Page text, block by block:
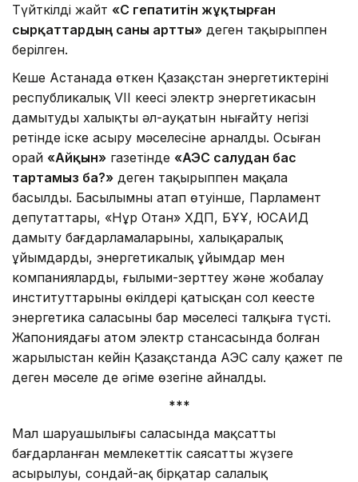
Түйткілді жайт «С гепатитін жұқтырған
сырқаттардың саны артты» деген тақырыппен
берілген.
Кеше Астанада өткен Қазақстан энергетиктерінің
республикалық VІІ кеңесі электр энергетикасын
дамытуды халықтың әл-ауқатын нығайту негізі
ретінде іске асыру мәселесіне арналды. Осыған
орай «Айқын» газетінде «АЭС салудан бас
тартамыз ба?» деген тақырыппен мақала
басылды. Басылымның атап өтуінше, Парламент
депутаттары, «Нұр Отан» ХДП, БҰҰ, ЮСАИД
дамыту бағдарламаларының, халықаралық
ұйымдардың, энергетикалық ұйымдар мен
компаниялардың, ғылыми-зерттеу және жобалау
институттарының өкілдері қатысқан сол кеңесте
энергетика саласының бар мәселесі талқыға түсті.
Жапониядағы атом электр стансасында болған
жарылыстан кейін Қазақстанда АЭС салу қажет пе
деген мәселе де әңгіме өзегіне айналды.
***
Мал шаруашылығы саласында мақсатты
бағдарланған мемлекеттік саясаттың жүзеге
асырылуы, сондай-ақ бірқатар салалық